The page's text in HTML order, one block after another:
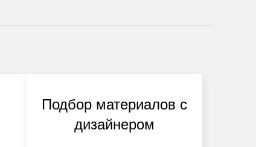
Подбор материалов с
дизайнером